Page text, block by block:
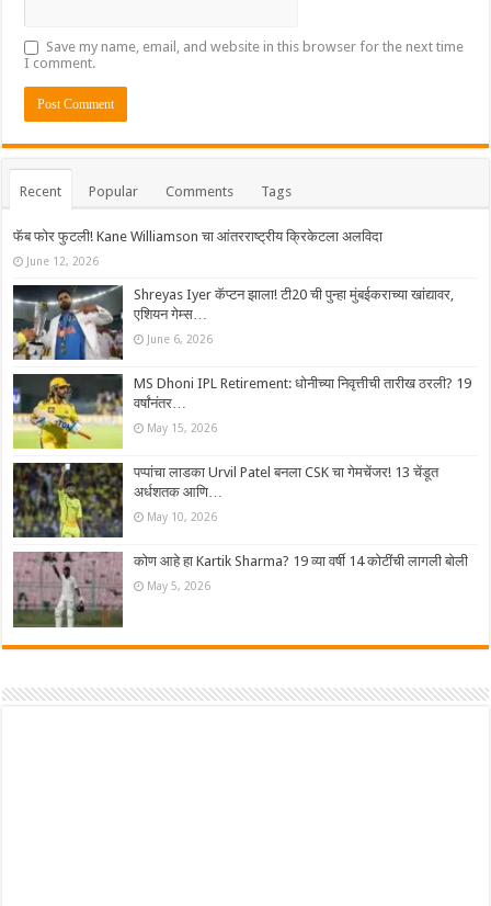
Save my name, email, and website in this browser for the next time
I comment.
Recent Popular Comments Tags
फॅब फोर फुटली! Kane Williamson चा आंतरराष्ट्रीय क्रिकेटला अलविदा
June 12, 2026
Shreyas Iyer कॅप्टन झाला! टी20 ची पुन्हा मुंबईकराच्या खांद्यावर,
एशियन गेम्स…
June 6, 2026
MS Dhoni IPL Retirement: धोनीच्या निवृत्तीची तारीख ठरली? 19
वर्षांनंतर…
May 15, 2026
पप्पांचा लाडका Urvil Patel बनला CSK चा गेमचेंजर! 13 चेंडूत
अर्धशतक आणि…
May 10, 2026
कोण आहे हा Kartik Sharma? 19 व्या वर्षी 14 कोटींची लागली बोली
May 5, 2026